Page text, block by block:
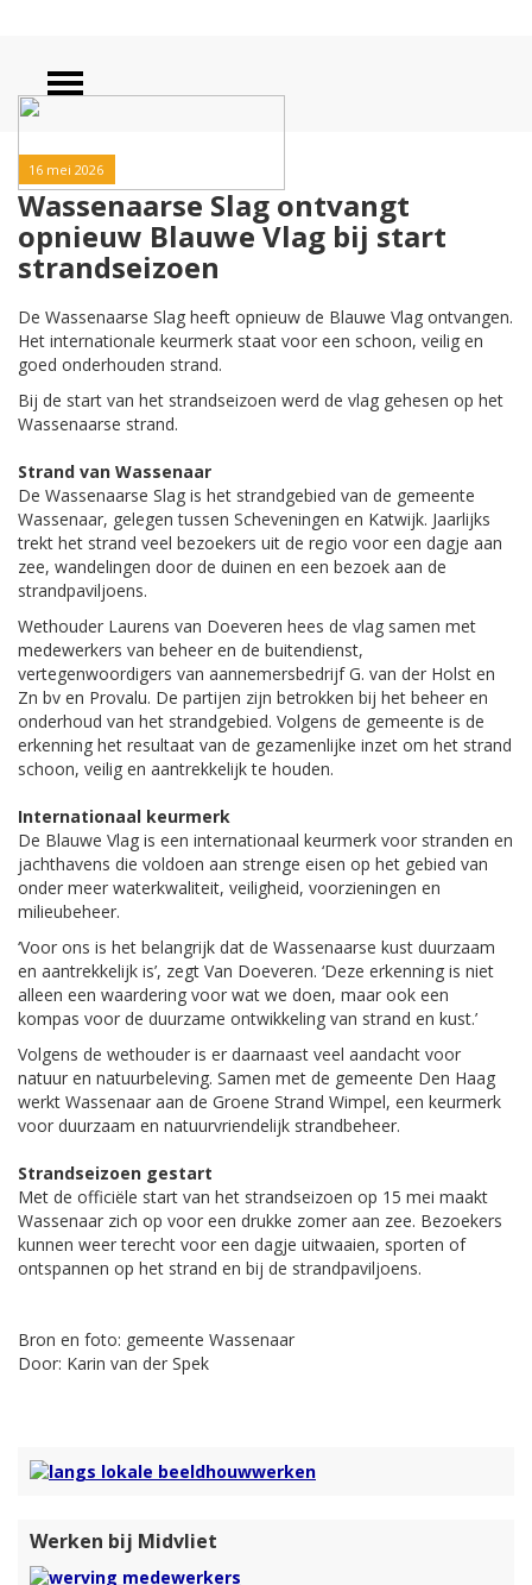
16 mei 2026
Wassenaarse Slag ontvangt
opnieuw Blauwe Vlag bij start
strandseizoen
De Wassenaarse Slag heeft opnieuw de Blauwe Vlag ontvangen.
Het internationale keurmerk staat voor een schoon, veilig en
goed onderhouden strand.
Bij de start van het strandseizoen werd de vlag gehesen op het
Wassenaarse strand.
Strand van Wassenaar
De Wassenaarse Slag is het strandgebied van de gemeente
Wassenaar, gelegen tussen Scheveningen en Katwijk. Jaarlijks
trekt het strand veel bezoekers uit de regio voor een dagje aan
zee, wandelingen door de duinen en een bezoek aan de
strandpaviljoens.
Wethouder Laurens van Doeveren hees de vlag samen met
medewerkers van beheer en de buitendienst,
vertegenwoordigers van aannemersbedrijf G. van der Holst en
Zn bv en Provalu. De partijen zijn betrokken bij het beheer en
onderhoud van het strandgebied. Volgens de gemeente is de
erkenning het resultaat van de gezamenlijke inzet om het strand
schoon, veilig en aantrekkelijk te houden.
Internationaal keurmerk
De Blauwe Vlag is een internationaal keurmerk voor stranden en
jachthavens die voldoen aan strenge eisen op het gebied van
onder meer waterkwaliteit, veiligheid, voorzieningen en
milieubeheer.
‘Voor ons is het belangrijk dat de Wassenaarse kust duurzaam
en aantrekkelijk is’, zegt Van Doeveren. ‘Deze erkenning is niet
alleen een waardering voor wat we doen, maar ook een
kompas voor de duurzame ontwikkeling van strand en kust.’
Volgens de wethouder is er daarnaast veel aandacht voor
natuur en natuurbeleving. Samen met de gemeente Den Haag
werkt Wassenaar aan de Groene Strand Wimpel, een keurmerk
voor duurzaam en natuurvriendelijk strandbeheer.
Strandseizoen gestart
Met de officiële start van het strandseizoen op 15 mei maakt
Wassenaar zich op voor een drukke zomer aan zee. Bezoekers
kunnen weer terecht voor een dagje uitwaaien, sporten of
ontspannen op het strand en bij de strandpaviljoens.
Bron en foto: gemeente Wassenaar
Door: Karin van der Spek
Werken bij Midvliet